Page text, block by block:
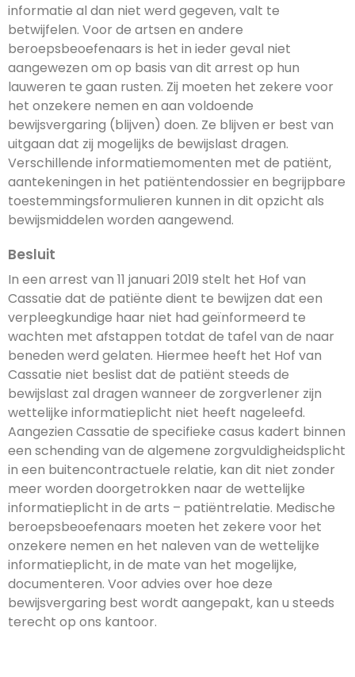
informatie al dan niet werd gegeven, valt te
betwijfelen. Voor de artsen en andere
beroepsbeoefenaars is het in ieder geval niet
aangewezen om op basis van dit arrest op hun
lauweren te gaan rusten. Zij moeten het zekere voor
het onzekere nemen en aan voldoende
bewijsvergaring (blijven) doen. Ze blijven er best van
uitgaan dat zij mogelijks de bewijslast dragen.
Verschillende informatiemomenten met de patiënt,
aantekeningen in het patiëntendossier en begrijpbare
toestemmingsformulieren kunnen in dit opzicht als
bewijsmiddelen worden aangewend.
Besluit
In een arrest van 11 januari 2019 stelt het Hof van
Cassatie dat de patiënte dient te bewijzen dat een
verpleegkundige haar niet had geïnformeerd te
wachten met afstappen totdat de tafel van de naar
beneden werd gelaten. Hiermee heeft het Hof van
Cassatie niet beslist dat de patiënt steeds de
bewijslast zal dragen wanneer de zorgverlener zijn
wettelijke informatieplicht niet heeft nageleefd.
Aangezien Cassatie de specifieke casus kadert binnen
een schending van de algemene zorgvuldigheidsplicht
in een buitencontractuele relatie, kan dit niet zonder
meer worden doorgetrokken naar de wettelijke
informatieplicht in de arts – patiëntrelatie. Medische
beroepsbeoefenaars moeten het zekere voor het
onzekere nemen en het naleven van de wettelijke
informatieplicht, in de mate van het mogelijke,
documenteren. Voor advies over hoe deze
bewijsvergaring best wordt aangepakt, kan u steeds
terecht op ons kantoor.